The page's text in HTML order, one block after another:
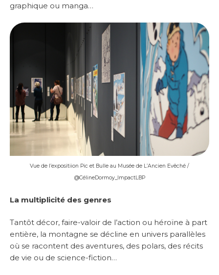
graphique ou manga…
Vue de l’expositiion Pic et Bulle au Musée de L’Ancien Evêché /
@CélineDormoy_ImpactLBP
La multiplicité des genres
Tantôt décor, faire-valoir de l’action ou héroïne à part
entière, la montagne se décline en univers parallèles
où se racontent des aventures, des polars, des récits
de vie ou de science-fiction…